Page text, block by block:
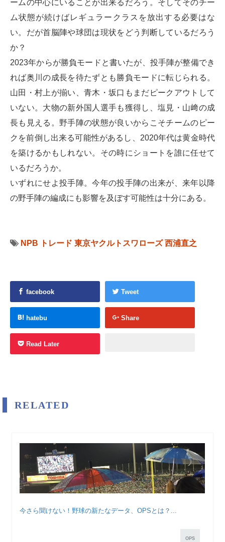
ームの中心にいることが出来るだろう。そしてそのチー
ム状態が続けばレギュラークラスを放出する必要はな
い。だが首脳陣や球団は現状をどう判断しているだろう
か？
2023年からが勝負モードと書いたが、投手陣が整備でき
れば奥川の成長を待たずとも勝負モードに転じられる。
山田・村上が揃い、青木・坂口もまだピークアウトして
いない。大物の新外国人選手も獲得し、塩見・山﨑の成
長も見える。野手陣の状態が良いからこそチームのピー
クを前倒し出来る可能性があるし、2020年代は黄金時代
を築けるかもしれない。その時にショートを誰に任せて
いるだろうか。
いずれにせよ投手陣。今年の投手陣の出来が、来年以降
の野手陣の編成にも影響を及ぼす可能性は十分にある。
NPB トレード 東京ヤクルトスワローズ 西浦直之
facebook Tweet
hatebu Share
Read Later
RELATED
今さら聞けない！野球の新たなデータ、OPSとは？...
OPS